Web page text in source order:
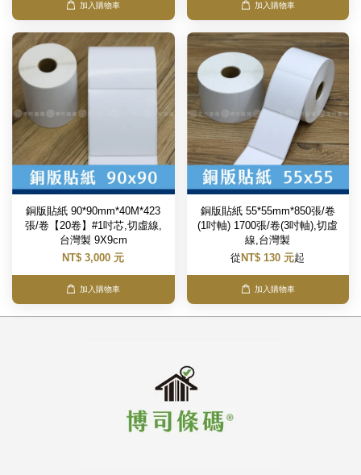
加入購物車 加入購物車
銅版貼紙 90*90mm*40M*423
張/卷【20卷】#1吋芯,切虛線,
台灣製 9X9cm
NT$ 3,000 元
加入購物車
銅版貼紙 55*55mm*850張/卷
(1吋軸) 1700張/卷(3吋軸),切虛
線,台灣製
從 NT$ 130 元起
加入購物車